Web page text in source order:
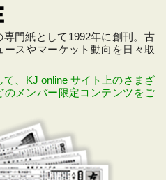
門紙として1992年に創刊。古
スやマーケット動向を日々取
、KJ online サイト上のさまざ
のメンバー限定コンテンツをご